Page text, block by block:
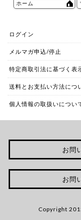
ホーム
ログイン
メルマガ申込/停止
特定商取引法に基づく表
送料とお支払い方法につ
個人情報の取扱いについ
お問
お問
Copyright